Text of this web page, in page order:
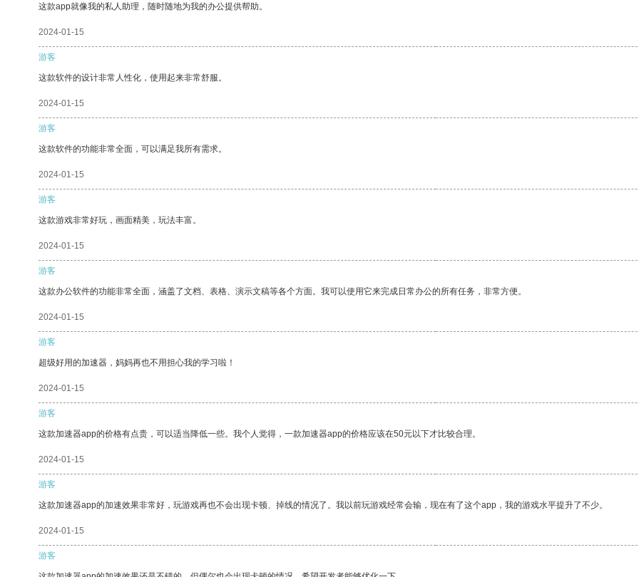
这款app就像我的私人助理，随时随地为我的办公提供帮助。
2024-01-15
游客
这款软件的设计非常人性化，使用起来非常舒服。
2024-01-15
游客
这款软件的功能非常全面，可以满足我所有需求。
2024-01-15
游客
这款游戏非常好玩，画面精美，玩法丰富。
2024-01-15
游客
这款办公软件的功能非常全面，涵盖了文档、表格、演示文稿等各个方面。我可以使用它来完成日常办公的所有任务，非常方便。
2024-01-15
游客
超级好用的加速器，妈妈再也不用担心我的学习啦！
2024-01-15
游客
这款加速器app的价格有点贵，可以适当降低一些。我个人觉得，一款加速器app的价格应该在50元以下才比较合理。
2024-01-15
游客
这款加速器app的加速效果非常好，玩游戏再也不会出现卡顿、掉线的情况了。我以前玩游戏经常会输，现在有了这个app，我的游戏水平提升了不少。
2024-01-15
游客